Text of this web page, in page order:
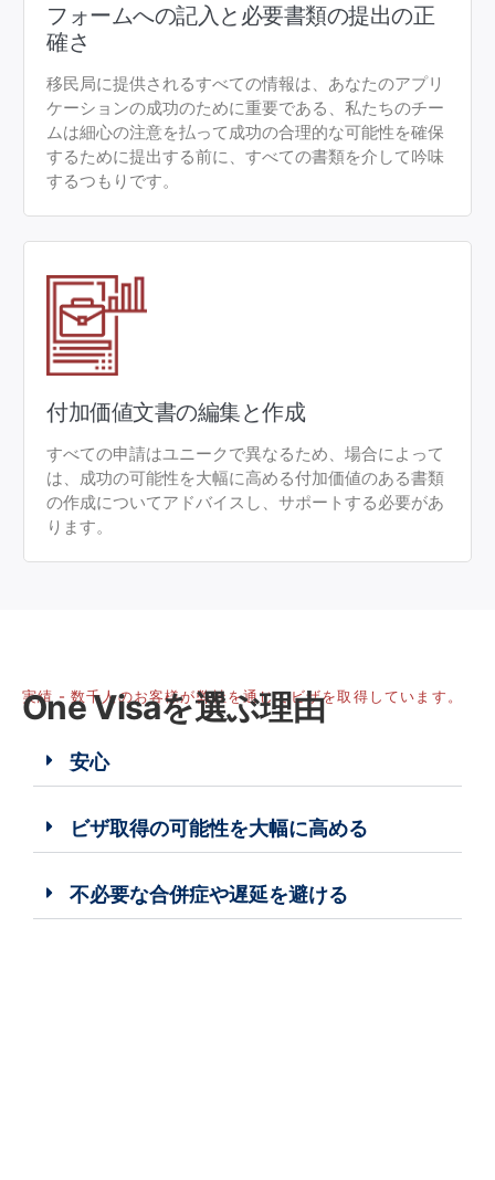
フォームへの記入と必要書類の提出の正
確さ
移民局に提供されるすべての情報は、あなたのアプリ
ケーションの成功のために重要である、私たちのチー
ムは細心の注意を払って成功の合理的な可能性を確保
するために提出する前に、すべての書類を介して吟味
するつもりです。
付加価値文書の編集と作成
すべての申請はユニークで異なるため、場合によって
は、成功の可能性を大幅に高める付加価値のある書類
の作成についてアドバイスし、サポートする必要があ
ります。
実績 - 数千人のお客様が弊社を通じてビザを取得しています。
One Visaを選ぶ理由
安心
ビザ取得の可能性を大幅に高める
不必要な合併症や遅延を避ける